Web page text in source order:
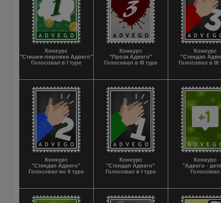
Конкурс
"Стишки-пирожки Адвего"
Голосовал в I туре
Конкурс
"Проза Адвего"
Голосовал в III туре
Конкурс
"Стендап
Голосовал в III
Конкурс
"Стендап Адвего"
Голосовал во II туре
Конкурс
"Стендап Адвего"
Голосовал в I туре
Конкурс
"Адвего -
Голосовал